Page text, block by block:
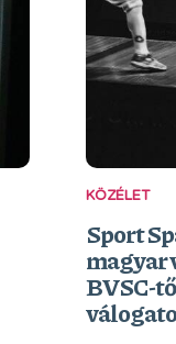
KÖZÉLET
Sport
magyar
BVSC-